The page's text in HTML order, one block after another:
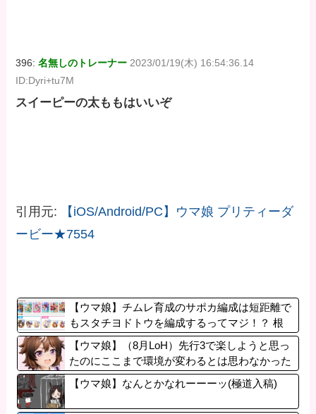
396:名無しのトレーナー 2023/01/19(木) 16:54:36.14
ID:Dyri+tu7M
スイーピーの太ももはいいぞ
引用元:
【iOS/Android/PC】ウマ娘 プリティーダ
ービー★7554
【ウマ娘】チムレ育成のサポカ編成は短距離で
もスタチヨドトウを編成するってマジ！？ 根
性サポカを編成していた意味…
【ウマ娘】（8月LoH）先行3で楽しようと思っ
たのにここまで環境が変わるとは思わなかった
のだ…
【ウマ娘】なんとかなれーーーッ(極道入稿)